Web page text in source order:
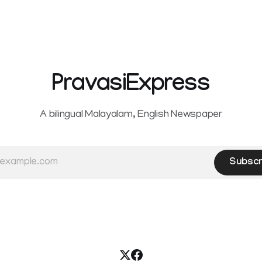
PravasiExpress
A bilingual Malayalam, English Newspaper